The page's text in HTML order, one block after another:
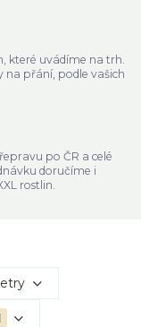
které uvádíme na trh.
na přání, podle vašich
po ČR a celé
doručíme i
rostlin.